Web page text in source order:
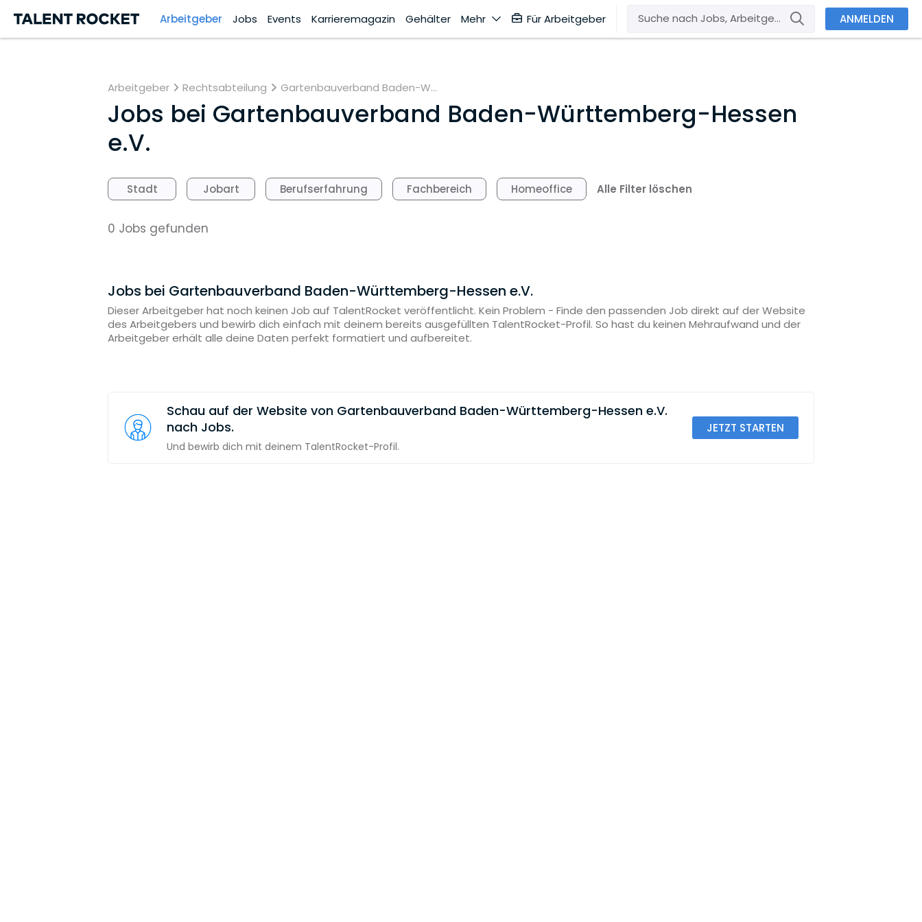
Arbeitgeber Jobs Events Karrieremagazin Gehälter Mehr Für Arbeitgeber ANMELDEN
Arbeitgeber Rechtsabteilung Gartenbauverband Baden-W...
Jobs bei Gartenbauverband Baden-Württemberg-Hessen
e.V.
Stadt Jobart Berufserfahrung Fachbereich Homeoffice Alle Filter löschen
0 Jobs gefunden
Jobs bei Gartenbauverband Baden-Württemberg-Hessen e.V.
Dieser Arbeitgeber hat noch keinen Job auf TalentRocket veröffentlicht. Kein Problem - Finde den passenden Job direkt auf der Website
des Arbeitgebers und bewirb dich einfach mit deinem bereits ausgefüllten TalentRocket-Profil. So hast du keinen Mehraufwand und der
Arbeitgeber erhält alle deine Daten perfekt formatiert und aufbereitet.
Schau auf der Website von Gartenbauverband Baden-Württemberg-Hessen e.V.
nach Jobs.
Und bewirb dich mit deinem TalentRocket-Profil.
JETZT STARTEN